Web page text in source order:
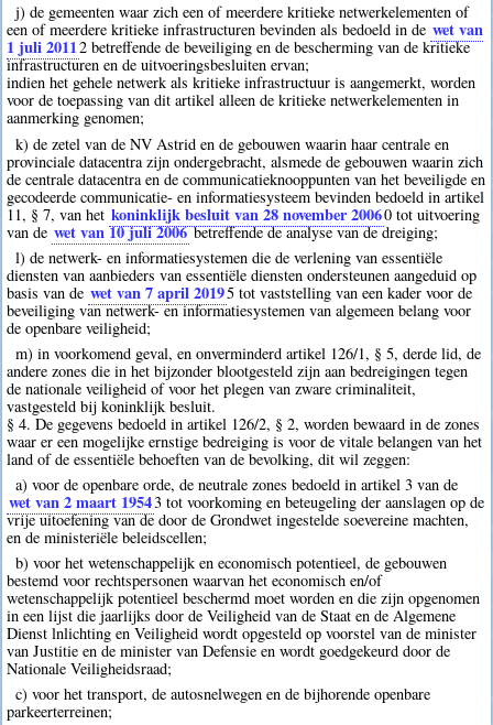
j) de gemeenten waar zich een of meerdere kritieke netwerkelementen of
een of meerdere kritieke infrastructuren bevinden als bedoeld in de wet van
1 juli 20112 betreffende de beveiliging en de bescherming van de kritieke
infrastructuren en de uitvoeringsbesluiten ervan;
indien het gehele netwerk als kritieke infrastructuur is aangemerkt, worden
voor de toepassing van dit artikel alleen de kritieke netwerkelementen in
aanmerking genomen;
k) de zetel van de NV Astrid en de gebouwen waarin haar centrale en
provinciale datacentra zijn ondergebracht, alsmede de gebouwen waarin zich
de centrale datacentra en de communicatieknooppunten van het beveiligde en
gecodeerde communicatie- en informatiesysteem bevinden bedoeld in artikel
11, § 7, van het koninklijk besluit van 28 november 20060 tot uitvoering
van de wet van 10 juli 2006betreffende de analyse van de dreiging;
l) de netwerk- en informatiesystemen die de verlening van essentiële
diensten van aanbieders van essentiële diensten ondersteunen aangeduid op
basis van de wet van 7 april 20195 tot vaststelling van een kader voor de
beveiliging van netwerk- en informatiesystemen van algemeen belang voor
de openbare veiligheid;
m) in voorkomend geval, en onverminderd artikel 126/1, § 5, derde lid, de
andere zones die in het bijzonder blootgesteld zijn aan bedreigingen tegen
de nationale veiligheid of voor het plegen van zware criminaliteit,
vastgesteld bij koninklijk besluit.
§ 4. De gegevens bedoeld in artikel 126/2, § 2, worden bewaard in de zones
waar er een mogelijke ernstige bedreiging is voor de vitale belangen van het
land of de essentiële behoeften van de bevolking, dit wil zeggen:
a) voor de openbare orde, de neutrale zones bedoeld in artikel 3 van de
wet van 2 maart 19543 tot voorkoming en beteugeling der aanslagen op de
vrije uitoefening van de door de Grondwet ingestelde soevereine machten,
en de ministeriële beleidscellen;
b) voor het wetenschappelijk en economisch potentieel, de gebouwen
bestemd voor rechtspersonen waarvan het economisch en/of
wetenschappelijk potentieel beschermd moet worden en die zijn opgenomen
in een lijst die jaarlijks door de Veiligheid van de Staat en de Algemene
Dienst lnlichting en Veiligheid wordt opgesteld op voorstel van de minister
van Justitie en de minister van Defensie en wordt goedgekeurd door de
Nationale Veiligheidsraad;
c) voor het transport, de autosnelwegen en de bijhorende openbare
parkeerterreinen;